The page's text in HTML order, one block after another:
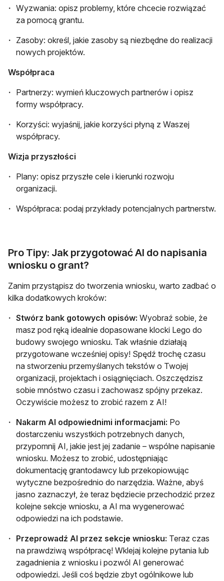
Wyzwania: opisz problemy, które chcecie rozwiązać
za pomocą grantu.
Zasoby: określ, jakie zasoby są niezbędne do realizacji
nowych projektów.
Współpraca
Partnerzy: wymień kluczowych partnerów i opisz
formy współpracy.
Korzyści: wyjaśnij, jakie korzyści płyną z Waszej
współpracy.
Wizja przyszłości
Plany: opisz przyszłe cele i kierunki rozwoju
organizacji.
Współpraca: podaj przykłady potencjalnych partnerstw.
Pro Tipy: Jak przygotować AI do napisania
wniosku o grant?
Zanim przystąpisz do tworzenia wniosku, warto zadbać o
kilka dodatkowych kroków:
Stwórz bank gotowych opisów: Wyobraź sobie, że
masz pod ręką idealnie dopasowane klocki Lego do
budowy swojego wniosku. Tak właśnie działają
przygotowane wcześniej opisy! Spędź trochę czasu
na stworzeniu przemyślanych tekstów o Twojej
organizacji, projektach i osiągnięciach. Oszczędzisz
sobie mnóstwo czasu i zachowasz spójny przekaz.
Oczywiście możesz to zrobić razem z AI!
Nakarm AI odpowiednimi informacjami: Po
dostarczeniu wszystkich potrzebnych danych,
przypomnij AI, jakie jest jej zadanie – wspólne napisanie
wniosku. Możesz to zrobić, udostępniając
dokumentację grantodawcy lub przekopiowując
wytyczne bezpośrednio do narzędzia. Ważne, abyś
jasno zaznaczył, że teraz będziecie przechodzić przez
kolejne sekcje wniosku, a AI ma wygenerować
odpowiedzi na ich podstawie.
Przeprowadź AI przez sekcje wniosku: Teraz czas
na prawdziwą współpracę! Wklejaj kolejne pytania lub
zagadnienia z wniosku i pozwól AI generować
odpowiedzi. Jeśli coś będzie zbyt ogólnikowe lub